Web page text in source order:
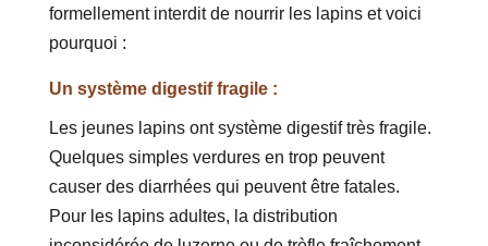
formellement interdit de nourrir les lapins et voici
pourquoi :
Un système digestif fragile :
Les jeunes lapins ont système digestif très fragile.
Quelques simples verdures en trop peuvent
causer des diarrhées qui peuvent être fatales.
Pour les lapins adultes, la distribution